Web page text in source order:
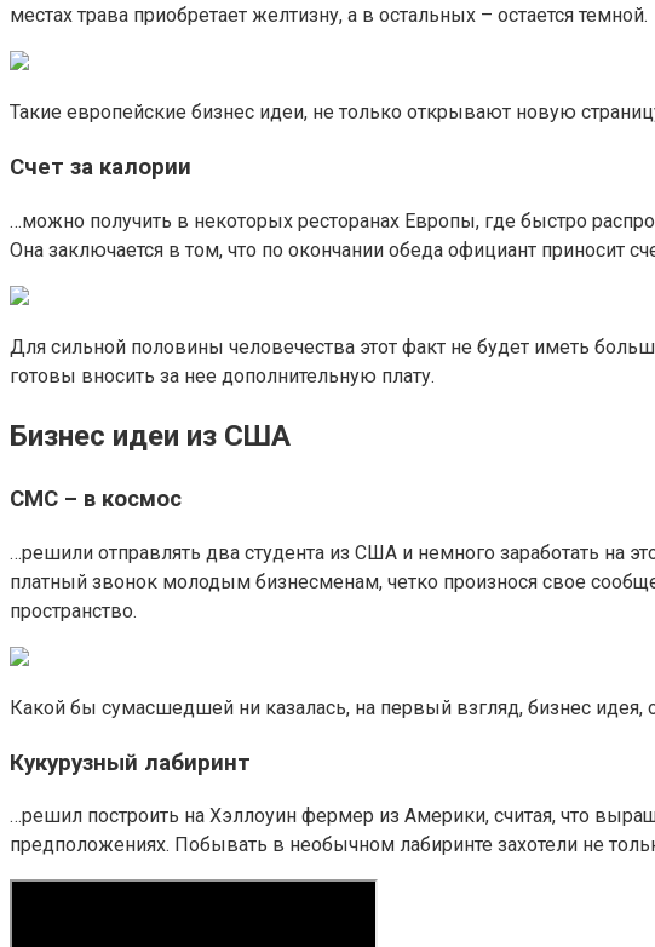
местах трава приобретает желтизну, а в остальных – остается темной.
Такие европейские бизнес идеи, не только открывают новую
Счет за калории
…можно получить в некоторых ресторанах Европы, где быстро
Она заключается в том, что по окончании обеда официант приносит
Для сильной половины человечества этот факт не будет иметь
готовы вносить за нее дополнительную плату.
Бизнес идеи из США
СМС – в космос
…решили отправлять два студента из США и немного заработать на
платный звонок молодым бизнесменам, четко произнося свое
пространство.
Какой бы сумасшедшей ни казалась, на первый взгляд, бизнес идея,
Кукурузный лабиринт
…решил построить на Хэллоуин фермер из Америки, считая, что
предположениях. Побывать в необычном лабиринте захотели не